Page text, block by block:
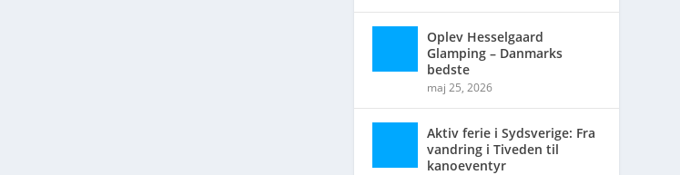
Oplev Hesselgaard
Glamping – Danmarks
bedste
maj 25, 2026
Aktiv ferie i Sydsverige: Fra
vandring i Tiveden til
kanoeventyr